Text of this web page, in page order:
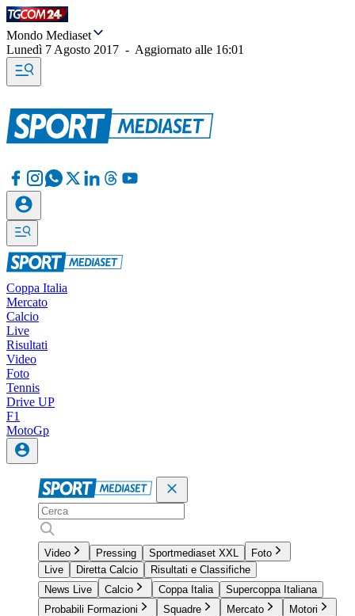
Mondo Mediaset
Lunedì 7 Agosto 2017 - Aggiornato alle 16:01
Coppa Italia
Mercato
Calcio
Live
Risultati
Video
Foto
Tennis
Drive UP
F1
MotoGp
Video Pressing Sportmediaset XXL
Foto
Live
Diretta Calcio
Risultati e Classifiche
News Live
Calcio Coppa Italia
Supercoppa Italiana
Probabili Formazioni
Squadre Mercato
Motori